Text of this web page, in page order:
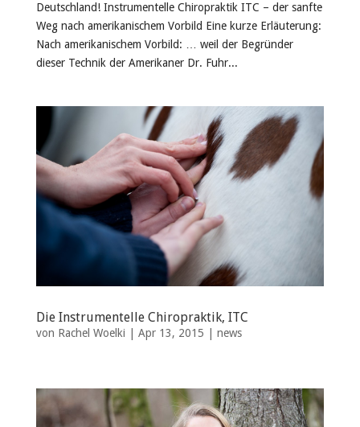
Deutschland! Instrumentelle Chiropraktik ITC – der sanfte
Weg nach amerikanischem Vorbild Eine kurze Erläuterung:
Nach amerikanischem Vorbild: … weil der Begründer
dieser Technik der Amerikaner Dr. Fuhr...
Die Instrumentelle Chiropraktik, ITC
von Rachel Woelki Apr 13, 2015 news